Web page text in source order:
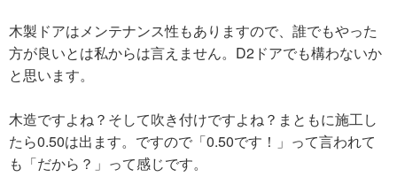
木製ドアはメンテナンス性もありますので、誰でもやった
方が良いとは私からは言えません。D2ドアでも構わないか
と思います。
木造ですよね？そして吹き付けですよね？まともに施工し
たら0.50は出ます。ですので「0.50です！」って言われて
も「だから？」って感じです。